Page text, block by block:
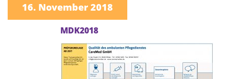
16. November 2018
MDK2018